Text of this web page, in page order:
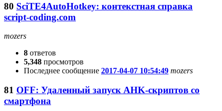
80 SciTE4AutoHotkey: контекстная справка
script-coding.com
mozers
8 ответов
5,348 просмотров
Последнее сообщение 2017-04-07 10:54:49 mozers
81 OFF: Удаленный запуск AHK-скриптов со
смартфона